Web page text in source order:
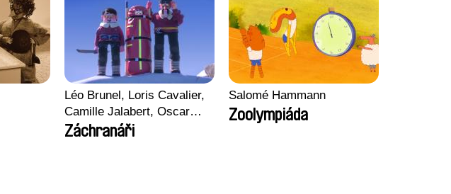
Léo Brunel, Loris Cavalier,
Camille Jalabert, Oscar
Malet
Záchranáři
Salomé Hammann
Zoolympiáda